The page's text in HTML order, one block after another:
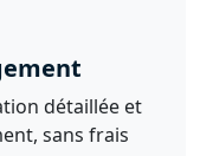
détaillée et
sans frais